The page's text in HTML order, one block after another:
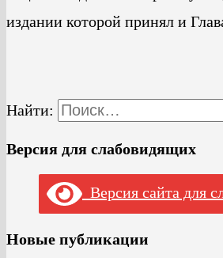
издании которой принял и
Найти:
Версия для слабовидящих
Версия сайта для
Новые публикации